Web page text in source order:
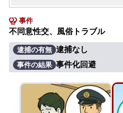
ホームに戻る
刑事事件でお困りの方
刑事事件の無料相談
事件
不同意性交、風俗トラブル
逮捕の有無 逮捕なし
事件の結果 事件化回避